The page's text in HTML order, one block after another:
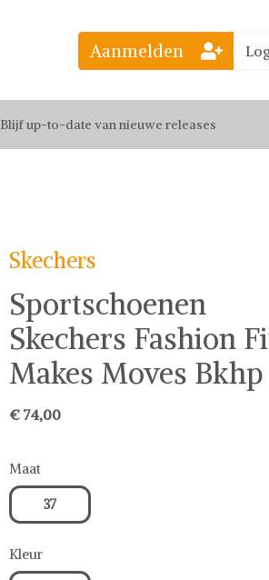
Bestel jouw favoriete looks
Blijf up-to-date van nieuwe releases
Aanmelden
Skechers
Sportschoenen
Skechers Fashion
Makes Moves Bkhp
€ 74,00
Maat
37
Kleur